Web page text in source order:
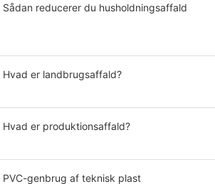
Sådan reducerer du husholdningsaffald
Hvad er landbrugsaffald?
Hvad er produktionsaffald?
PVC-genbrug af teknisk plast